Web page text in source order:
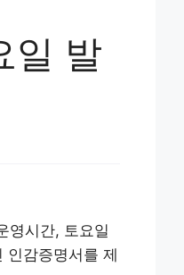
일 발
영시간, 토요일
인감증명서를 제